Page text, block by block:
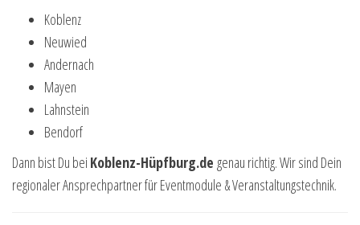
Koblenz
Neuwied
Andernach
Mayen
Lahnstein
Bendorf
Dann bist Du bei Koblenz-Hüpfburg.de genau richtig. Wir sind Dein
regionaler Ansprechpartner für Eventmodule & Veranstaltungstechnik.